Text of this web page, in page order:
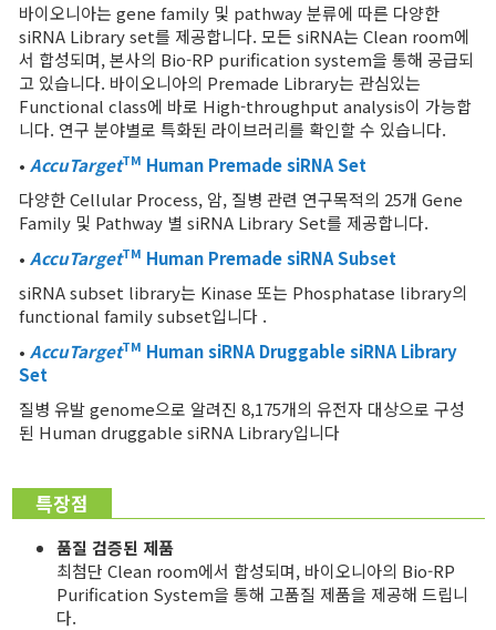
바이오니아는 gene family 및 pathway 분류에 따른 다양한
siRNA Library set를 제공합니다. 모든 siRNA는 Clean room에
서 합성되며, 본사의 Bio-RP purification system을 통해 공급되
고 있습니다. 바이오니아의 Premade Library는 관심있는
Functional class에 바로 High-throughput analysis이 가능합
니다. 연구 분야별로 특화된 라이브러리를 확인할 수 있습니다.
• AccuTargetTM Human PremadesiRNA Set
다양한 Cellular Process, 암, 질병 관련 연구목적의 25개 Gene
Family 및 Pathway 별 siRNA Library Set를 제공합니다.
• AccuTargetTM Human Premade siRNA Subset
siRNA subset library는 Kinase 또는 Phosphatase library의
functional family subset입니다 .
• AccuTargetTM HumansiRNA Druggable siRNA Library
Set
질병 유발 genome으로 알려진 8,175개의 유전자 대상으로 구성
된 Human druggable siRNA Library입니다
특장점
품질 검증된 제품
최첨단 Clean room에서 합성되며, 바이오니아의 Bio-RP
Purification System을 통해 고품질 제품을 제공해 드립니
다.